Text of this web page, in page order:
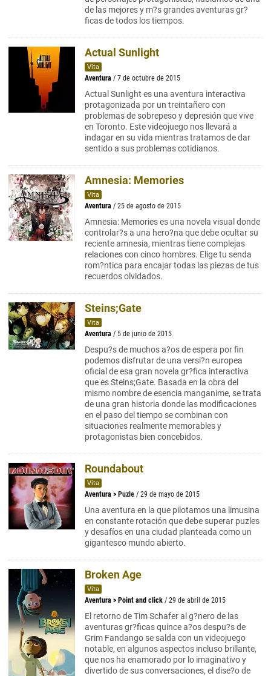
de las mejores y m?s grandes aventuras gr?
ficas de todos los tiempos.
Actual Sunlight
Vita
Aventura / 7 de octubre de 2015
Actual Sunlight es una aventura interactiva
protagonizada por un treintañero con
problemas de sobrepeso y depresión que vive
en Toronto. Este videojuego nos llevará a
indagar en su vida mientras tratamos de dar
sentido a sus problemas cotidianos.
Amnesia: Memories
Vita
Aventura / 25 de agosto de 2015
Amnesia: Memories es una novela visual donde
controlar?s a una hero?na que debe ocultar su
reciente amnesia, mientras tiene complejas
relaciones con cinco hombres. Elige tu senda
rom?ntica para encajar todas las piezas de tus
recuerdos olvidados.
Steins;Gate
Vita
Aventura / 5 de junio de 2015
Despu?s de muchos a?os de espera por fin
podemos disfrutar de una versi?n europea
oficial de esa gran novela gr?fica interactiva
que es Steins;Gate. Basada en la obra del
mismo nombre de esencia manganime, se trata
de una gran historia donde las modificaciones
en el paso del tiempo se combinan con
situaciones realmente memorables y
protagonistas bien concebidos.
Roundabout
Vita
Aventura > Puzle / 29 de mayo de 2015
Una aventura en la que pilotamos una limusina
en constante rotación que debe superar puzles
y desafíos en una ciudad planteada como un
gigantesco mundo abierto.
Broken Age
Vita
Aventura > Point and click / 29 de abril de 2015
El retorno de Tim Schafer al g?nero de las
aventuras gr?ficas quince a?os despu?s de
Grim Fandango se salda con un videojuego
notable, en algunos aspectos incluso brillante,
que nos ha enamorado por lo imaginativo y
divertido de sus conversaciones, el dise?o de